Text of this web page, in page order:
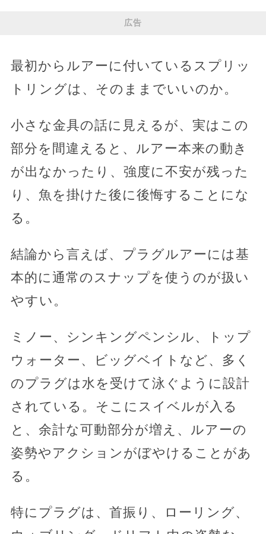
広告
最初からルアーに付いているスプリッ
トリングは、そのままでいいのか。
小さな金具の話に見えるが、実はこの
部分を間違えると、ルアー本来の動き
が出なかったり、強度に不安が残った
り、魚を掛けた後に後悔することにな
る。
結論から言えば、プラグルアーには基
本的に通常のスナップを使うのが扱い
やすい。
ミノー、シンキングペンシル、トップ
ウォーター、ビッグベイトなど、多く
のプラグは水を受けて泳ぐように設計
されている。そこにスイベルが入る
と、余計な可動部分が増え、ルアーの
姿勢やアクションがぼやけることがあ
る。
特にプラグは、首振り、ローリング、